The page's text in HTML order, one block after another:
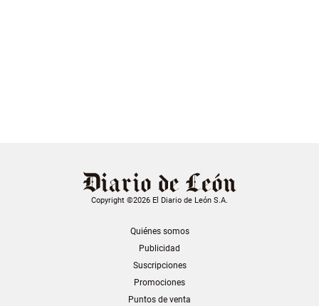
Copyright ©2026 El Diario de León S.A.
Quiénes somos
Publicidad
Suscripciones
Promociones
Puntos de venta